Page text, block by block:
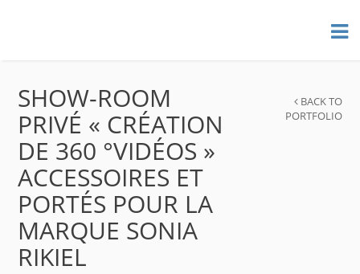
SHOW-ROOM
PRIVÉ « CRÉATION
DE 360 °VIDÉOS »
ACCESSOIRES ET
PORTÉS POUR LA
MARQUE SONIA
RIKIEL
BACK TO
PORTFOLIO